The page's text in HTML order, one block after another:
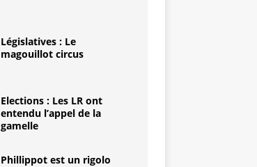
Législatives : Le
magouillot circus
Elections : Les LR ont
entendu l’appel de la
gamelle
Phillippot est un rigolo